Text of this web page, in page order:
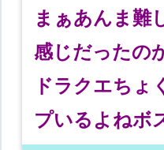
まぁあんま難
感じだったの
ドラクエちょ
プいるよねボ